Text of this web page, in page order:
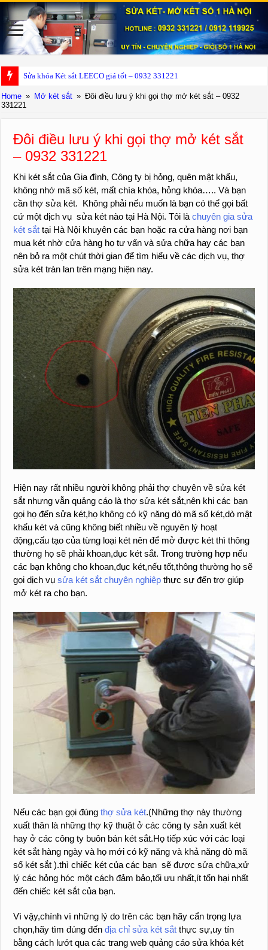
Sửa Két sắ
Home » Mở két sắt » Đôi điều lưu ý khi gọi thợ mở két sắt – 0932
331221
Đôi điều lưu ý khi gọi thợ mở két sắt
– 0932 331221
Khi két sắt của Gia đình, Công ty bị hỏng, quên mật khẩu,
không nhớ mã số két, mất chìa khóa, hỏng khóa….. Và bạn
cần thợ sửa két. Không phải nếu muốn là bạn có thể gọi bất
cứ một dịch vụ sửa két nào tại Hà Nội. Tôi làchuyên gia sửa
két sắt tại Hà Nội khuyên các bạn hoặc ra cửa hàng nơi bạn
mua két nhờ cửa hàng họ tư vấn và sửa chữa hay các bạn
nên bỏ ra một chút thời gian để tìm hiểu về các dịch vụ, thợ
sửa két tràn lan trên mạng hiện nay.
Hiện nay rất nhiều người không phải thợ chuyên về sửa két
sắt nhưng vẫn quảng cáo là thợ sửa két sắt,nên khi các bạn
gọi họ đến sửa két,họ không có kỹ năng dò mã số két,dò mật
khẩu két và cũng không biết nhiều về nguyên lý hoạt
động,cấu tạo của từng loại két nên để mở được két thì thông
thường họ sẽ phải khoan,đục két sắt. Trong trường hợp nếu
các bạn không cho khoan,đục két,nếu tốt,thông thường họ sẽ
gọi dịch vụsửa két sắt chuyên nghiệp thực sự đến trợ giúp
mở két ra cho bạn.
Nếu các bạn gọi đúngthợ sửa két.(Những thợ này thường
xuất thân là những thợ kỹ thuật ở các công ty sản xuất két
hay ở các công ty buôn bán két sắt.Họ tiếp xúc với các loại
két sắt hàng ngày và họ mới có kỹ năng và khả năng dò mã
số két sắt ).thì chiếc két của các bạn sẽ được sửa chữa,xử
lý các hỏng hóc một cách đảm bảo,tối ưu nhất,ít tổn hại nhất
đến chiếc két sắt của bạn.
Vì vậy,chính vì những lý do trên các bạn hãy cẩn trọng lựa
chọn,hãy tìm đúng đếnđịa chỉ sửa két sắt thực sự,uy tín
bằng cách lướt qua các trang web quảng cáo sửa khóa két